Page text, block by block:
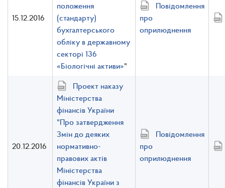
15.12.2016
положення
(стандарту)
бухгалтерського
обліку в державному
секторі 136
«Біологічні активи»"
Повідомлення
про
оприлюднення
20.12.2016
Проект наказу
Міністерства
фінансів України
"Про затвердження
Змін до деяких
нормативно-
правових актів
Міністерства
фінансів України з
Повідомлення
про
оприлюднення